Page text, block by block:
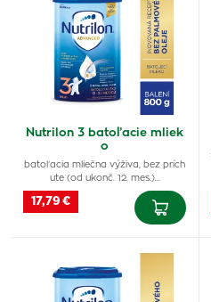
Nutrilon 3 batoľacie mliek
o
batoľacia mliečna výživa, bez prích
ute (od ukonč. 12. mes.)…
17,79 €